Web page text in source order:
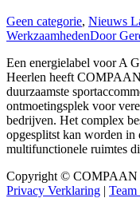
Geen categorie, Nieuws
WerkzaamhedenDoor
Een energielabel voor A
Heerlen heeft
duurzaamste
ontmoetingsplek voor
bedrijven. Het complex
opgesplitst kan worden in
multifunctionele ruimtes
Copyright © COMPAAN
Privacy Verklaring |